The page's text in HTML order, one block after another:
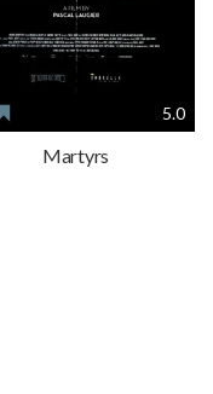
5.0
Martyrs